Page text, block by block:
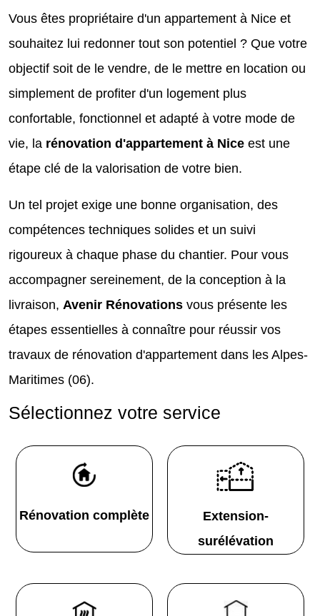
Vous êtes propriétaire d'un appartement à Nice et
souhaitez lui redonner tout son potentiel ? Que votre
objectif soit de le vendre, de le mettre en location ou
simplement de profiter d'un logement plus
confortable, fonctionnel et adapté à votre mode de
vie, la rénovation d'appartement à Nice est une
étape clé de la valorisation de votre bien.
Un tel projet exige une bonne organisation, des
compétences techniques solides et un suivi
rigoureux à chaque phase du chantier. Pour vous
accompagner sereinement, de la conception à la
livraison, Avenir Rénovations vous présente les
étapes essentielles à connaître pour réussir vos
travaux de rénovation d'appartement dans les Alpes-
Maritimes (06).
Sélectionnez votre service
Rénovation complète
Extension-
surélévation